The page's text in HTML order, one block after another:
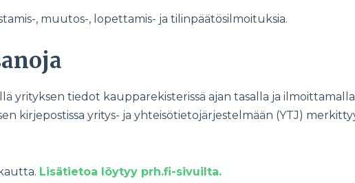
, muutos-, lopettamis- ja tilinpäätösilmoituksia.
yrityksen tiedot kaupparekisterissä ajan tasalla ja
kirjepostissa yritys- ja yhteisötietojärjestelmään (YTJ)
Lisätietoa löytyy prh.fi-sivuilta.